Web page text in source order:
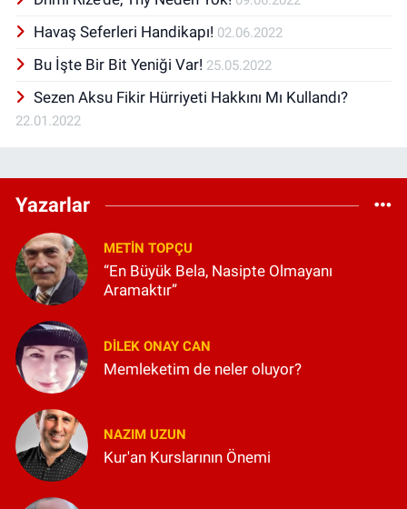
Havaş Seferleri Handikapı! 02.06.2022
Bu İşte Bir Bit Yeniği Var! 25.05.2022
Sezen Aksu Fikir Hürriyeti Hakkını Mı Kullandı?
22.01.2022
Yazarlar
METIN TOPÇU
“En Büyük Bela, Nasipte Olmayanı
Aramaktır”
DILEK ONAY CAN
Memleketim de neler oluyor?
NAZIM UZUN
Kur'an Kurslarının Önemi